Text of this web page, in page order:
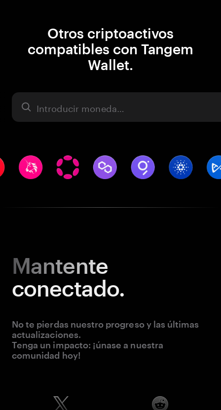
Otros criptoactivos
compatibles con Tangem
Wallet.
Activo
Mantente
conectado.
No te pierdas nuestro progreso y las últimas
actualizaciones.
Tenga un impacto: ¡únase a nuestra
comunidad hoy!